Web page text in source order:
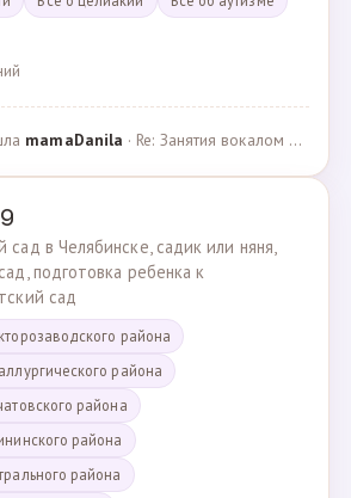
mamaDanila · Re: Занятия вокалом и танцами для подростков с мент… · 12.03.2025
в Челябинске, садик или няня,
подготовка ребенка к
сад
района
района
района
района
района